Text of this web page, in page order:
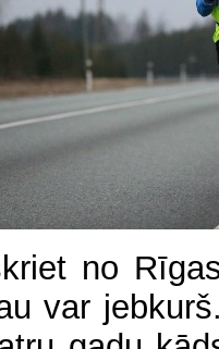
no
var